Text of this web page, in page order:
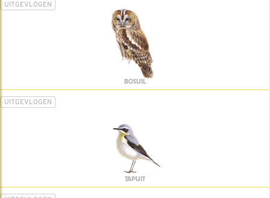
UITGEVLOGEN
BOSUIL
UITGEVLOGEN
TAPUIT